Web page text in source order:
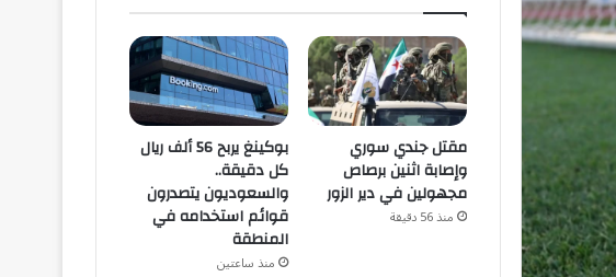
مقتل جندي سوري
وإصابة اثنين برصاص
مجهولين في دير الزور
منذ 56 دقيقة
بوكينغ يربح 56 ألف ريال
كل دقيقة..
والسعوديون يتصدرون
قوائم استخدامه في
المنطقة
منذ ساعتين